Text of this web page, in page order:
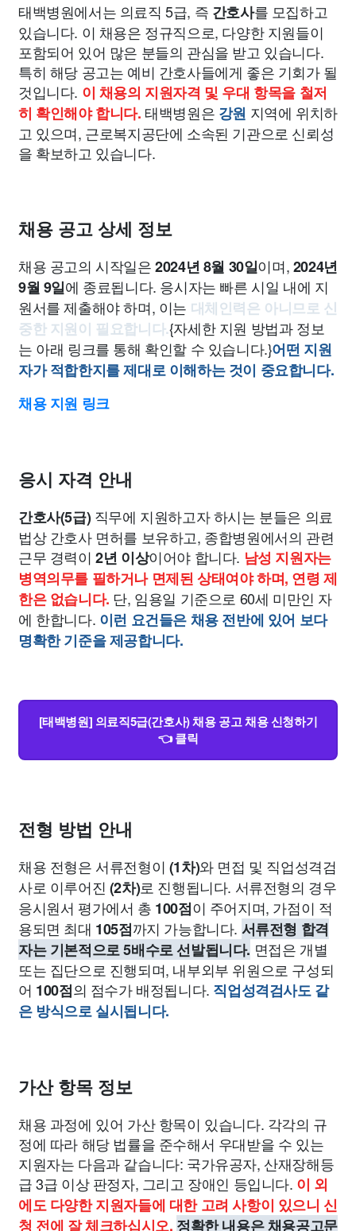
태백병원에서는 의료직 5급, 즉 간호사를 모집하고
있습니다. 이 채용은 정규직으로, 다양한 지원들이
포함되어 있어 많은 분들의 관심을 받고 있습니다.
특히 해당 공고는 예비 간호사들에게 좋은 기회가 될
것입니다. 이 채용의 지원자격 및 우대 항목을 철저
히 확인해야 합니다. 태백병원은 강원 지역에 위치하
고 있으며, 근로복지공단에 소속된 기관으로 신뢰성
을 확보하고 있습니다.
채용 공고 상세 정보
채용 공고의 시작일은2024년 8월 30일이며,2024년
9월 9일에 종료됩니다. 응시자는 빠른 시일 내에 지
원서를 제출해야 하며, 이는 대체인력은 아니므로 신
중한 지원이 필요합니다.{자세한 지원 방법과 정보
는 아래 링크를 통해 확인할 수 있습니다.}어떤 지원
자가 적합한지를 제대로 이해하는 것이 중요합니다.
채용 지원 링크
응시 자격 안내
간호사(5급) 직무에 지원하고자 하시는 분들은 의료
법상 간호사 면허를 보유하고, 종합병원에서의 관련
근무 경력이2년 이상이어야 합니다. 남성 지원자는
병역의무를 필하거나 면제된 상태여야 하며, 연령 제
한은 없습니다. 단, 임용일 기준으로 60세 미만인 자
에 한합니다. 이런 요건들은 채용 전반에 있어 보다
명확한 기준을 제공합니다.
[태백병원] 의료직5급(간호사) 채용 공고 채용 신청하기
👈 클릭
전형 방법 안내
채용 전형은 서류전형이 (1차)와 면접 및 직업성격검
사로 이루어진 (2차)로 진행됩니다. 서류전형의 경우
응시원서 평가에서 총 100점이 주어지며, 가점이 적
용되면 최대 105점까지 가능합니다. 서류전형 합격
자는 기본적으로 5배수로 선발됩니다. 면접은 개별
또는 집단으로 진행되며, 내부외부 위원으로 구성되
어 100점의 점수가 배정됩니다. 직업성격검사도 같
은 방식으로 실시됩니다.
가산 항목 정보
채용 과정에 있어 가산 항목이 있습니다. 각각의 규
정에 따라 해당 법률을 준수해서 우대받을 수 있는
지원자는 다음과 같습니다: 국가유공자, 산재장해등
급 3급 이상 판정자, 그리고 장애인 등입니다. 이 외
에도 다양한 지원자들에 대한 고려 사항이 있으니 신
청 전에 잘 체크하십시오. 정확한 내용은 채용공고문